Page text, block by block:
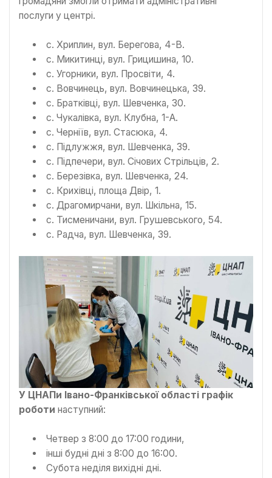
послуги у центрі.
с. Хриплин, вул. Берегова, 4-В.
с. Микитинці, вул. Грицишина, 10.
с. Угорники, вул. Просвіти, 4.
с. Вовчинець, вул. Вовчинецька, 39.
с. Братківці, вул. Шевченка, 30.
с. Чукалівка, вул. Клубна, 1-А.
с. Черніїв, вул. Стасюка, 4.
с. Підлужжя, вул. Шевченка, 39.
с. Підпечери, вул. Січових Стрільців, 2.
с. Березівка, вул. Шевченка, 24.
с. Крихівці, площа Двір, 1.
с. Драгомирчани, вул. Шкільна, 15.
с. Тисменичани, вул. Грушевського, 54.
с. Радча, вул. Шевченка, 39.
У ЦНАПи Івано-Франківської області графік
роботи наступний:
Четвер з 8:00 до 17:00 години,
інші будні дні з 8:00 до 16:00.
Субота неділя вихідні дні.